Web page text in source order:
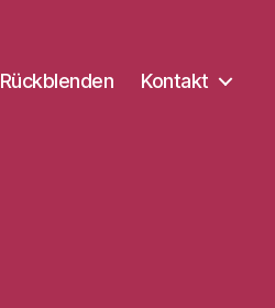
Rückblenden Kontakt